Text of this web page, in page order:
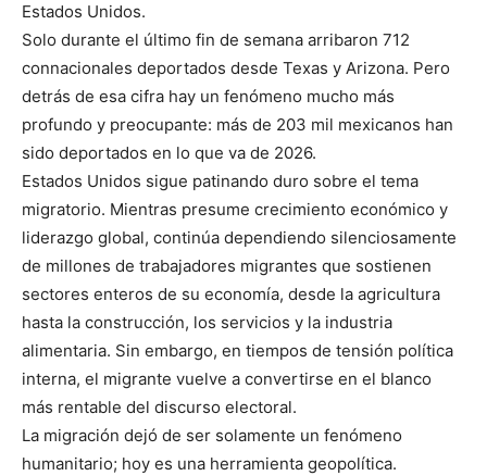
Estados Unidos.
Solo durante el último fin de semana arribaron 712
connacionales deportados desde Texas y Arizona. Pero
detrás de esa cifra hay un fenómeno mucho más
profundo y preocupante: más de 203 mil mexicanos han
sido deportados en lo que va de 2026.
Estados Unidos sigue patinando duro sobre el tema
migratorio. Mientras presume crecimiento económico y
liderazgo global, continúa dependiendo silenciosamente
de millones de trabajadores migrantes que sostienen
sectores enteros de su economía, desde la agricultura
hasta la construcción, los servicios y la industria
alimentaria. Sin embargo, en tiempos de tensión política
interna, el migrante vuelve a convertirse en el blanco
más rentable del discurso electoral.
La migración dejó de ser solamente un fenómeno
humanitario; hoy es una herramienta geopolítica.